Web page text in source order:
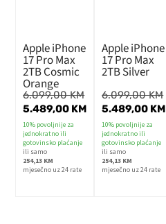
Apple iPhone
17 Pro Max
2TB Cosmic
Orange
6.099,00KM
5.489,00 KM
10% povoljnije za
jednokratno ili
gotovinsko plaćanje
ili samo
254,13 KM
mjesečno uz 24 rate
Apple iPhone
17 Pro Max
2TB Silver
6.099,00KM
5.489,00 KM
10% povoljnije za
jednokratno ili
gotovinsko plaćanje
ili samo
254,13 KM
mjesečno uz 24 rate